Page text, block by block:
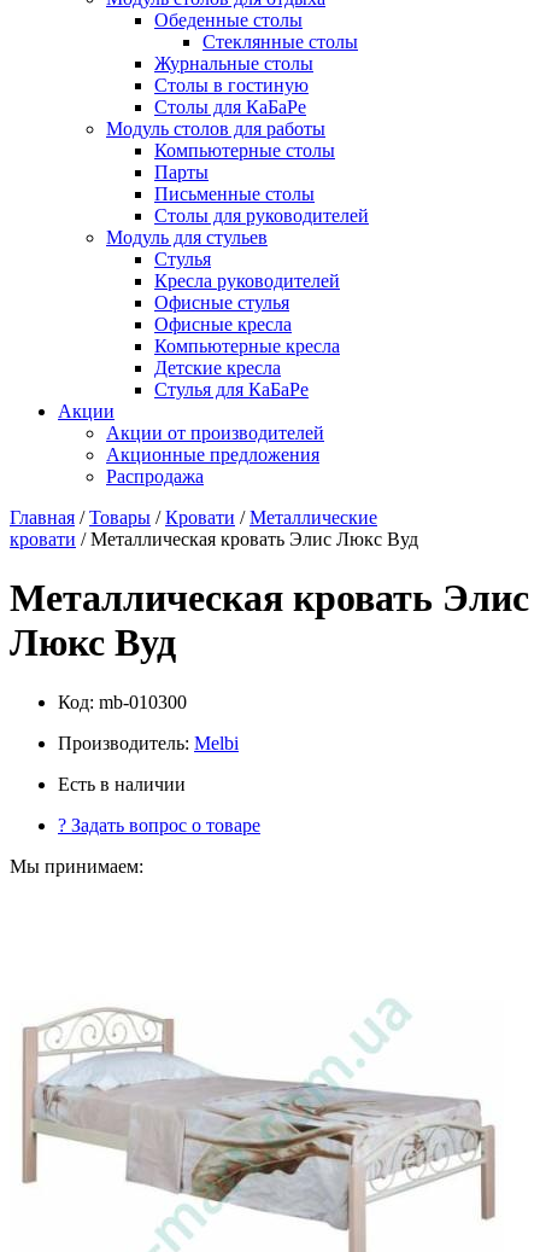
Обеденные столы
Стеклянные столы
Журнальные столы
Столы в гостиную
Столы для КаБаРе
Модуль столов для работы
Компьютерные столы
Парты
Письменные столы
Столы для руководителей
Модуль для стульев
Стулья
Кресла руководителей
Офисные стулья
Офисные кресла
Компьютерные кресла
Детские кресла
Стулья для КаБаРе
Акции
Акции от производителей
Акционные предложения
Распродажа
Главная /Товары /Кровати /Металлические
кровати / Металлическая кровать Элис Люкс Вуд
Металлическая кровать Элис
Люкс Вуд
Код: mb-010300
Производитель: Melbi
Есть в наличии
? Задать вопрос о товаре
Мы принимаем: